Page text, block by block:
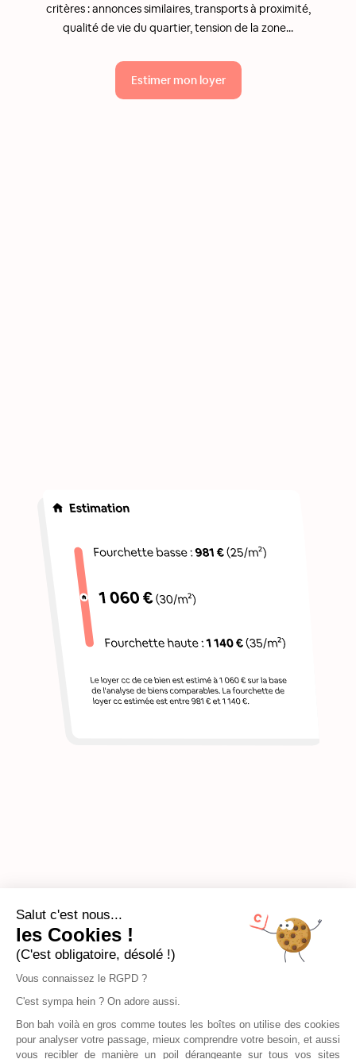
critères : annonces similaires, transports à proximité,
qualité de vie du quartier, tension de la zone...
Estimer mon loyer
Salut c'est nous...
les Cookies !
(C'est obligatoire, désolé !)
Vous connaissez le RGPD ?
C'est sympa hein ? On adore aussi.
Bon bah voilà en gros comme toutes les boîtes on utilise des cookies
pour analyser votre passage, mieux comprendre votre besoin, et aussi
vous recibler de manière un poil dérangeante sur tous vos sites